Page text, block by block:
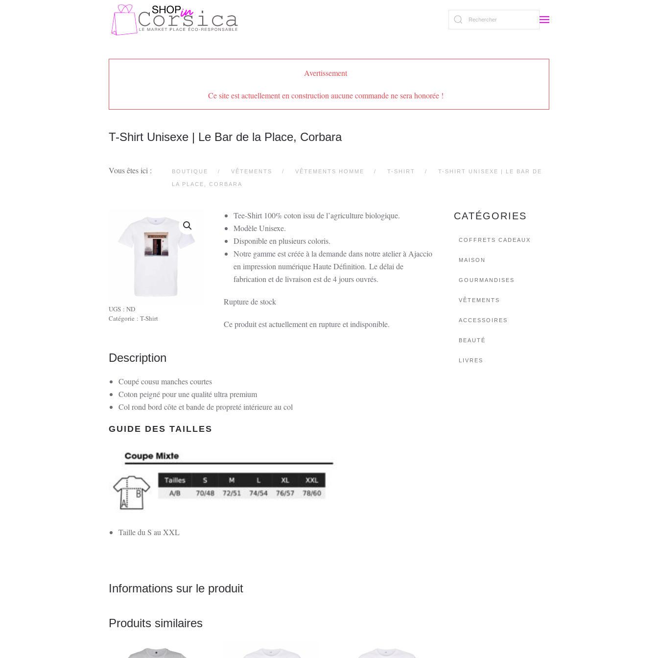
Avertissement
Ce site est actuellement en construction aucune commande ne sera honorée !
T-Shirt Unisexe | Le Bar de la Place, Corbara
Vous êtes ici : BOUTIQUE VÊTEMENTS VÊTEMENTS HOMME T-SHIRT T-SHIRT UNISEXE | LE BAR DE
LA PLACE, CORBARA
UGS : ND
Catégorie : T-Shirt
Tee-Shirt 100% coton issu de l’agriculture biologique.
Modèle Unisexe.
Disponible en plusieurs coloris.
Notre gamme est créée à la demande dans notre atelier à Ajaccio
en impression numérique Haute Définition.Le délai de
fabrication et de livraison est de 4 jours ouvrés.
Rupture de stock
Ce produit est actuellement en rupture et indisponible.
Description
Coupé cousu manches courtes
Coton peigné pour une qualité ultra premium
Col rond bord côte et bande de propreté intérieure au col
GUIDE DES TAILLES
Taille du S au XXL
Informations sur le produit
Produits similaires
CATÉGORIES
COFFRETS CADEAUX
MAISON
GOURMANDISES
VÊTEMENTS
ACCESSOIRES
BEAUTÉ
LIVRES